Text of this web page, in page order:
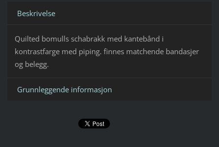
Beskrivelse
Quilted bomulls schabrakk med kantebånd i
kontrastfarge med piping. finnes matchende bandasjer
og belegg.
Grunnleggende informasjon